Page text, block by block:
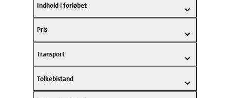
Indhold i forløbet
Pris
Transport
Tolkebistand